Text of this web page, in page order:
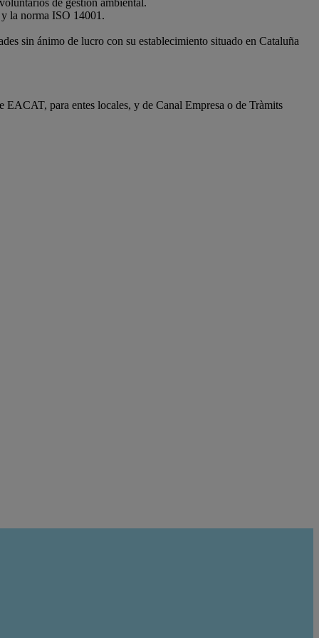
de gestión ambiental.
la norma ISO 14001.
sin ánimo de lucro con su establecimiento situado en Cataluña
EACAT, para entes locales, y de Canal Empresa o de Tràmits